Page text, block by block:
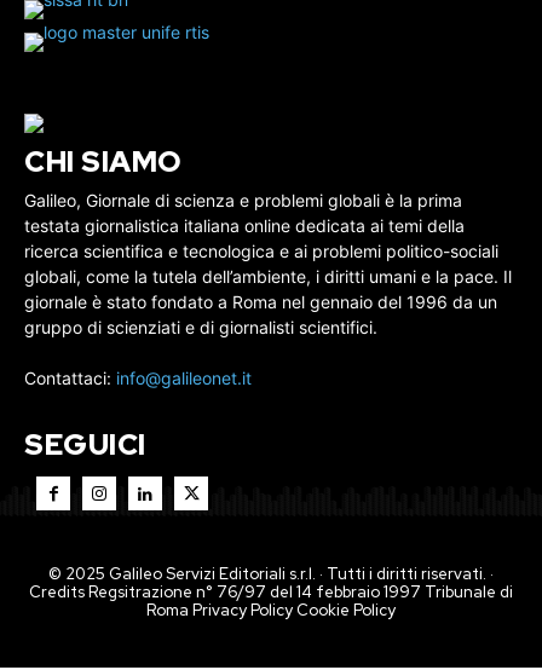
CHI SIAMO
Galileo, Giornale di scienza e problemi globali è la prima
testata giornalistica italiana online dedicata ai temi della
ricerca scientifica e tecnologica e ai problemi politico-sociali
globali, come la tutela dell’ambiente, i diritti umani e la pace. Il
giornale è stato fondato a Roma nel gennaio del 1996 da un
gruppo di scienziati e di giornalisti scientifici.
Contattaci: info@galileonet.it
SEGUICI
© 2025 Galileo Servizi Editoriali s.r.l. · Tutti i diritti riservati. ·
Credits Regsitrazione n° 76/97 del 14 febbraio 1997 Tribunale di
Roma Privacy PolicyCookie Policy